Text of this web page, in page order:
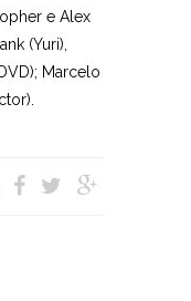
e Alex
(Yuri),
Marcelo